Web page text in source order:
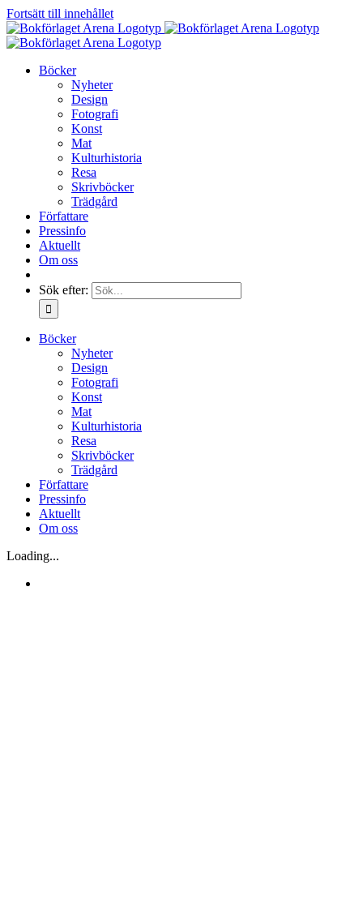
Fortsätt till innehållet
Böcker
Nyheter
Design
Fotografi
Konst
Mat
Kulturhistoria
Resa
Skrivböcker
Trädgård
Författare
Pressinfo
Aktuellt
Om oss
Sök efter:
Böcker
Nyheter
Design
Fotografi
Konst
Mat
Kulturhistoria
Resa
Skrivböcker
Trädgård
Författare
Pressinfo
Aktuellt
Om oss
Loading...